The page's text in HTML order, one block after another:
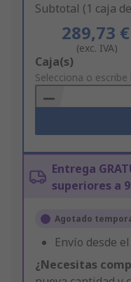
Subtotal (1 caja
289,73 €
(exc. IVA)
Add
to
Basket
Caja(s)
Selecciona o
Entrega
superiores a
Agotado
Envío desde el
¿Necesitas